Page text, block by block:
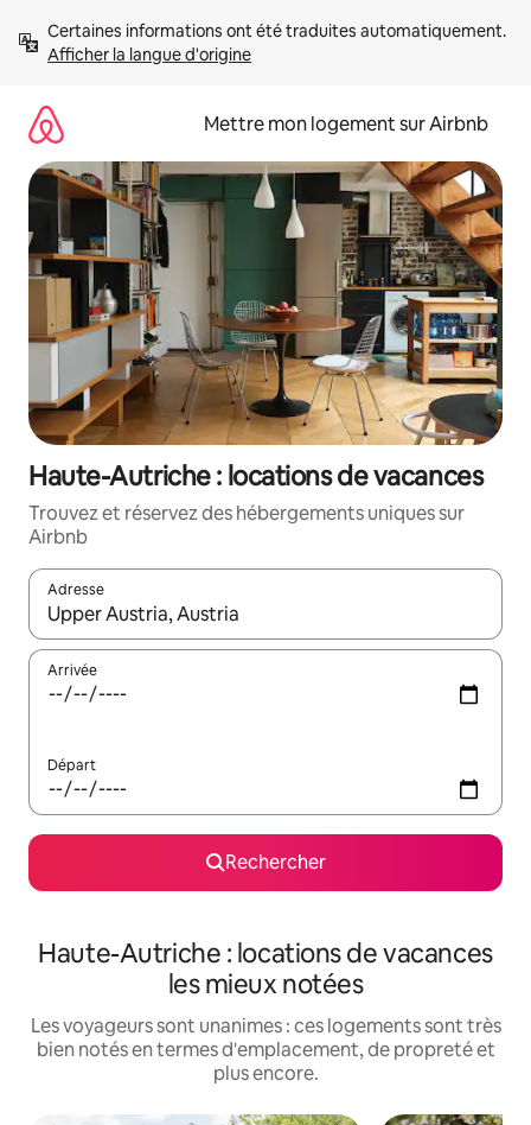
directement
Afficher la langue d'origine
Mettre mon logement sur Airbnb
Haute-Autriche : locations de vacances
Trouvez et réservez des hébergements uniques sur
Airbnb
Adresse
Lorsque les résultats s'affichent, utilisez les flèches vers le
Arrivée
Départ
Rechercher
Haute-Autriche : locations de vacances
les mieux notées
Les voyageurs sont unanimes : ces logements sont très
bien notés en termes d'emplacement, de propreté et
plus encore.